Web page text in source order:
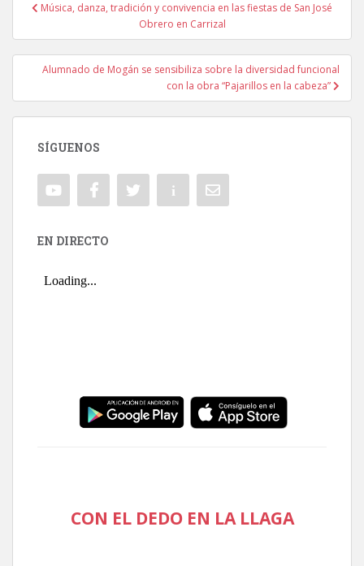
Navegación de entradas
Música, danza, tradición y convivencia en las fiestas de San José
Obrero en Carrizal
Alumnado de Mogán se sensibiliza sobre la diversidad funcional
con la obra “Pajarillos en la cabeza”
SÍGUENOS
EN DIRECTO
CON EL DEDO EN LA LLAGA